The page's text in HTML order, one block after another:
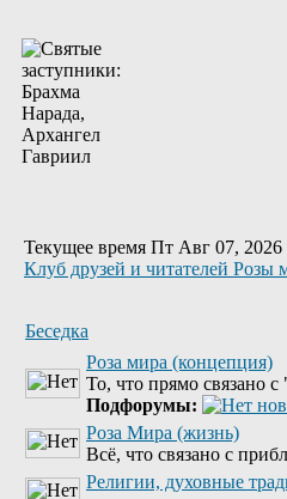
Текущее время Пт Авг 07, 2026
Клуб друзей и читателей Розы
Беседка
Роза мира (концепция)
То, что прямо связано
Подфорумы:
Роза Мира (жизнь)
Всё, что связано с
Религии, духовные